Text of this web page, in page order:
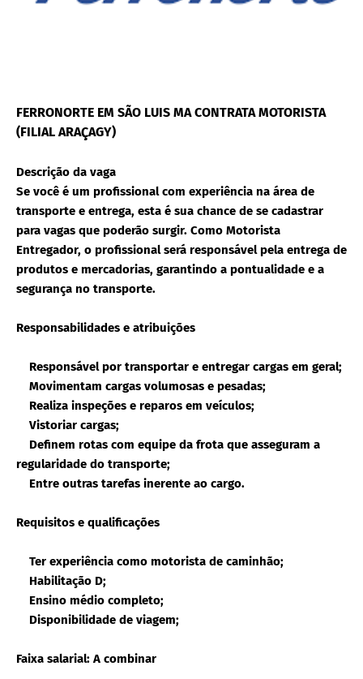
FERRONORTE EM SÃO LUIS MA CONTRATA MOTORISTA
(FILIAL ARAÇAGY)
Descrição da vaga
Se você é um profissional com experiência na área de
transporte e entrega, esta é sua chance de se cadastrar
para vagas que poderão surgir. Como Motorista
Entregador, o profissional será responsável pela entrega de
produtos e mercadorias, garantindo a pontualidade e a
segurança no transporte.
Responsabilidades e atribuições
Responsável por transportar e entregar cargas em geral;
Movimentam cargas volumosas e pesadas;
Realiza inspeções e reparos em veículos;
Vistoriar cargas;
Definem rotas com equipe da frota que asseguram a
regularidade do transporte;
Entre outras tarefas inerente ao cargo.
Requisitos e qualificações
Ter experiência como motorista de caminhão;
Habilitação D;
Ensino médio completo;
Disponibilidade de viagem;
Faixa salarial: A combinar